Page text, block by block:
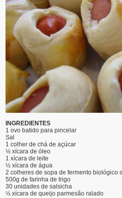
INGREDIENTES
1 ovo batido para pincelar
Sal
1 colher de chá de açúcar
½ xícara de óleo
1 xícara de leite
½ xícara de água
2 colheres de sopa de fermento biológico
500g de farinha de trigo
30 unidades de salsicha
½ xícara de queijo parmesão ralado